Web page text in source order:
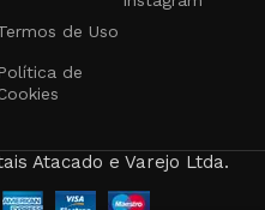
de Uso
Política de
Atacado e Varejo Ltda.